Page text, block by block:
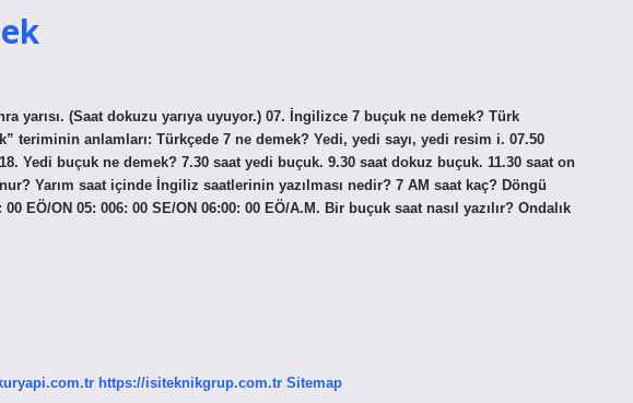
yarısı. (Saat dokuzu yarıya uyuyor.) 07. İngilizce 7 buçuk ne demek? Türk
teriminin anlamları: Türkçede 7 ne demek? Yedi, yedi sayı, yedi resim i. 07.50
Yedi buçuk ne demek? 7.30 saat yedi buçuk. 9.30 saat dokuz buçuk. 11.30 saat on
Yarım saat içinde İngiliz saatlerinin yazılması nedir? 7 AM saat kaç? Döngü
EÖ/ON 05: 006: 00 SE/ON 06:00: 00 EÖ/A.M. Bir buçuk saat nasıl yazılır? Ondalık
https://isiteknikgrup.com.tr Sitemap